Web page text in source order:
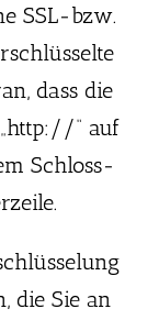
SSL-bzw.
dass die
“ auf
Schloss-
die Sie an